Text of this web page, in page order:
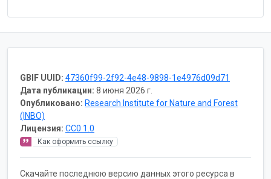
GBIF UUID: 47360f99-2f92-4e48-9898-1e4976d09d71
Дата публикации: 8 июня 2026 г.
Опубликовано: Research Institute for Nature and Forest
(INBO)
Лицензия: CC0 1.0
Как оформить ссылку
Скачайте последнюю версию данных этого ресурса в